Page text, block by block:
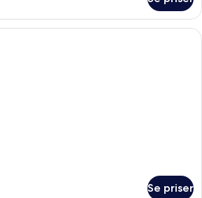
Et område ved poolen med en
Se priser